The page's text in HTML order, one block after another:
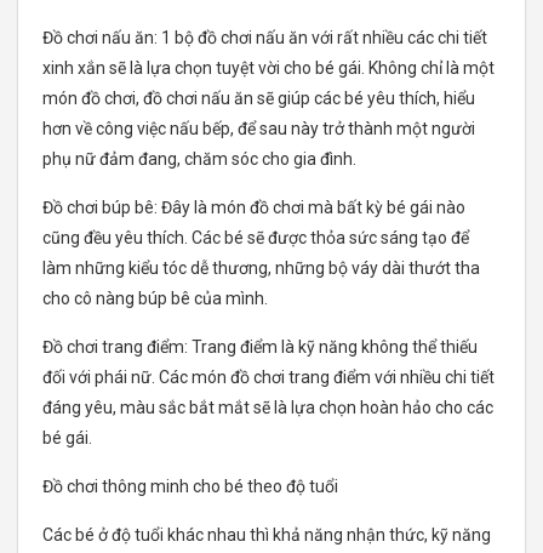
Đồ chơi nấu ăn: 1 bộ đồ chơi nấu ăn với rất nhiều các chi tiết
xinh xắn sẽ là lựa chọn tuyệt vời cho bé gái. Không chỉ là một
món đồ chơi, đồ chơi nấu ăn sẽ giúp các bé yêu thích, hiểu
hơn về công việc nấu bếp, để sau này trở thành một người
phụ nữ đảm đang, chăm sóc cho gia đình.
Đồ chơi búp bê: Đây là món đồ chơi mà bất kỳ bé gái nào
cũng đều yêu thích. Các bé sẽ được thỏa sức sáng tạo để
làm những kiểu tóc dễ thương, những bộ váy dài thướt tha
cho cô nàng búp bê của mình.
Đồ chơi trang điểm: Trang điểm là kỹ năng không thể thiếu
đối với phái nữ. Các món đồ chơi trang điểm với nhiều chi tiết
đáng yêu, màu sắc bắt mắt sẽ là lựa chọn hoàn hảo cho các
bé gái.
Đồ chơi thông minh cho bé theo độ tuổi
Các bé ở độ tuổi khác nhau thì khả năng nhận thức, kỹ năng